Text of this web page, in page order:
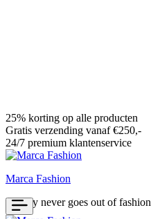
25% korting op alle producten
Gratis verzending vanaf €250,-
24/7 premium klantenservice
Marca Fashion
Luxury never goes out of fashion